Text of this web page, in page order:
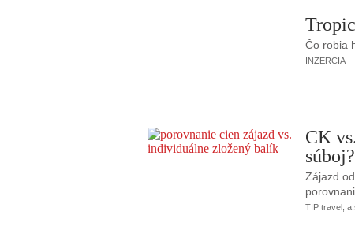
Čo robia
INZERCIA
CK
súboj?
Zájazd
TIP travel,